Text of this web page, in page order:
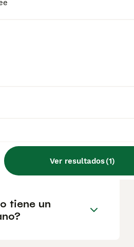
Ver resultados(1)
de
la raza
de
Enano?
tiene un